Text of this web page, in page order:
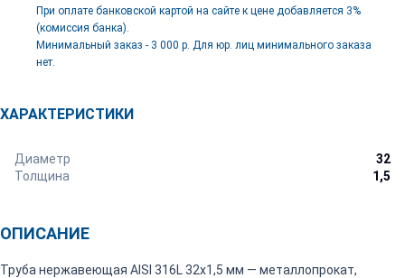
При оплате банковской картой на сайте к цене добавляется 3%
(комиссия банка).
Минимальный заказ - 3 000 р. Для юр. лиц минимального заказа
нет.
ХАРАКТЕРИСТИКИ
Диаметр
32
Толщина
1,5
ОПИСАНИЕ
Труба нержавеющая AISI 316L 32х1,5 мм — металлопрокат,